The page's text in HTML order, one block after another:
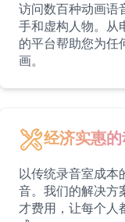
访问数百种动画语
手和虚构人物。从
的平台帮助您为任
画。
经济实惠
以传统录音室成本
音。我们的解决方
才费用，让每个人